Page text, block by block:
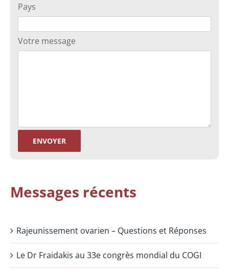
Pays
Votre message
Messages récents
Rajeunissement ovarien – Questions et Réponses
Le Dr Fraidakis au 33e congrès mondial du COGI